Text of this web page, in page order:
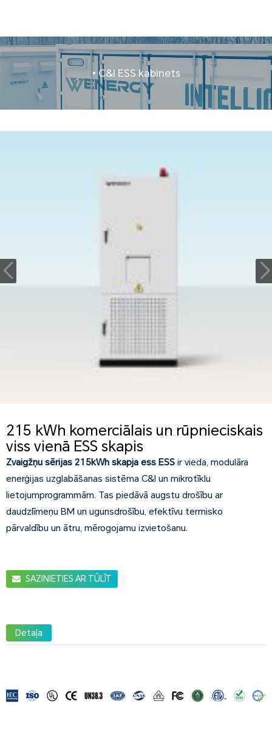
• C&I ESS kabinets
215 kWh komerciālais un rūpnieciskais
viss vienā ESS skapis
Zvaigžņu sērijas 215kWh skapja ess ESS ir vieda, modulāra
enerģijas uzglabāšanas sistēma C&I un mikrotīklu
lietojumprogrammām. Tas piedāvā augstu drošību ar
daudzlīmeņu BM un ugunsdrošību, efektīvu termisko
pārvaldību un ātru, mērogojamu izvietošanu.
SAZINIETIES AR TŪLĪT
Detaļa